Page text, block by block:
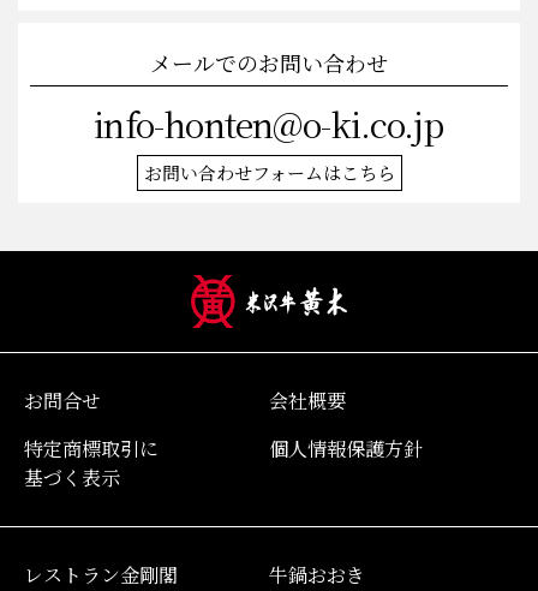
メールでのお問い合わせ
info-honten@o-ki.co.jp
お問い合わせフォームはこちら
お問合せ
会社概要
特定商標取引に
基づく表示
個人情報保護方針
レストラン金剛閣 牛鍋おおき